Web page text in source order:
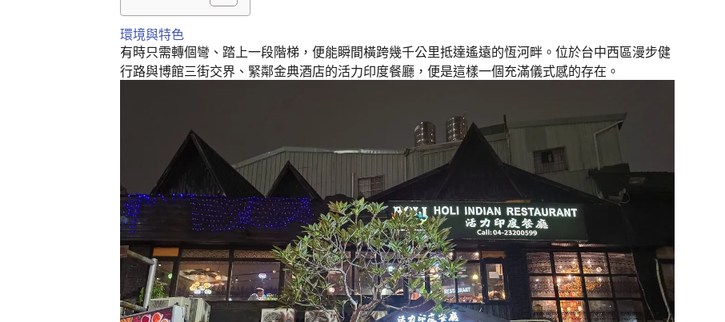
環境與特色
有時只需轉個彎、踏上一段階梯，便能瞬間橫跨幾千公里抵達遙遠的恆河畔。位於台中西區漫步健
行路與博館三街交界、緊鄰金典酒店的活力印度餐廳，便是這樣一個充滿儀式感的存在。